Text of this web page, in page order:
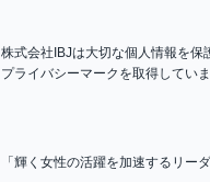
株式会社IBJは大切な個人情報を保
プライバシーマークを取得していま
「輝く女性の活躍を加速するリー